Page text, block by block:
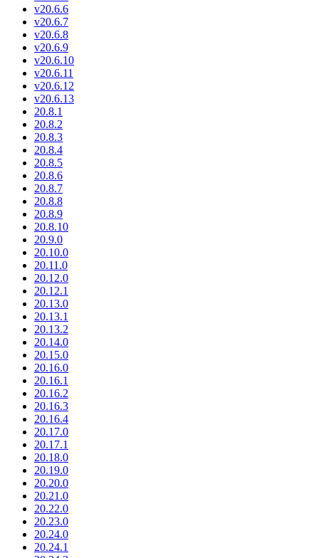
v20.6.6
v20.6.7
v20.6.8
v20.6.9
v20.6.10
v20.6.11
v20.6.12
v20.6.13
20.8.1
20.8.2
20.8.3
20.8.4
20.8.5
20.8.6
20.8.7
20.8.8
20.8.9
20.8.10
20.9.0
20.10.0
20.11.0
20.12.0
20.12.1
20.13.0
20.13.1
20.13.2
20.14.0
20.15.0
20.16.0
20.16.1
20.16.2
20.16.3
20.16.4
20.17.0
20.17.1
20.18.0
20.19.0
20.20.0
20.21.0
20.22.0
20.23.0
20.24.0
20.24.1